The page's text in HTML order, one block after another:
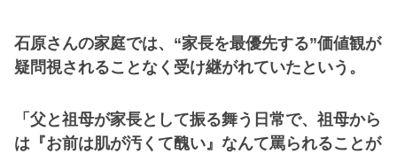
石原さんの家庭では、“家長を最優先する”価値観が
疑問視されることなく受け継がれていたという。
「父と祖母が家長として振る舞う日常で、祖母から
は『お前は肌が汚くて醜い』なんて罵られることが